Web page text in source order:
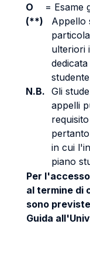
O = Esame
(**)
Appello
ulteriori
N.B. Gli
appelli
in cui
piano
Per
al termine di
sono
Guida